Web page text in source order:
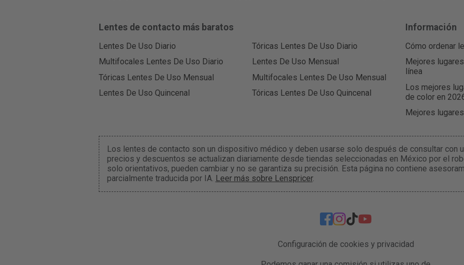
Lentes de contacto más baratos
Lentes De Uso Diario
Tóricas Lentes De Uso Diario
Multifocales Lentes De Uso Diario
Lentes De Uso Mensual
Tóricas Lentes De Uso Mensual
Multifocales Lentes De Uso Mensual
Lentes De Uso Quincenal
Tóricas Lentes De Uso Quincenal
Información
Cómo ordenar
Mejores
línea
Los mejores
de color en
Mejores
Los lentes de contacto son un dispositivo médico y deben usarse solo después de consultar con
precios y descuentos se actualizan diariamente desde tiendas seleccionadas en México por el
solo orientativos, pueden cambiar y no se garantiza su precisión. Esta página no contiene
parcialmente traducida por IA. Leer más sobre Lenspricer.
Configuración de cookies y privacidad